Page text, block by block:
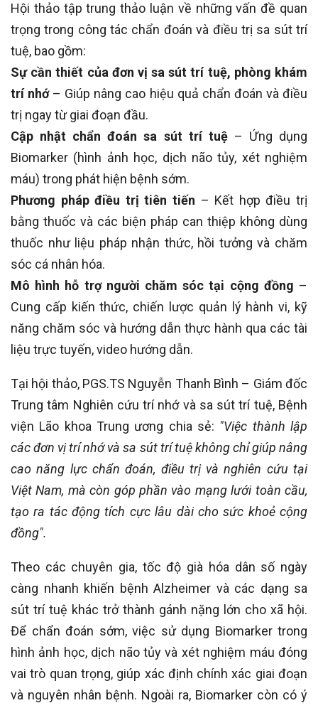
Hội thảo tập trung thảo luận về những vấn đề quan
trọng trong công tác chẩn đoán và điều trị sa sút trí
tuệ, bao gồm:
Sự cần thiết của đơn vị sa sút trí tuệ, phòng khám
trí nhớ– Giúp nâng cao hiệu quả chẩn đoán và điều
trị ngay từ giai đoạn đầu.
Cập nhật chẩn đoán sa sút trí tuệ– Ứng dụng
Biomarker (hình ảnh học, dịch não tủy, xét nghiệm
máu) trong phát hiện bệnh sớm.
Phương pháp điều trị tiên tiến – Kết hợp điều trị
bằng thuốc và các biện pháp can thiệp không dùng
thuốc như liệu pháp nhận thức, hồi tưởng và chăm
sóc cá nhân hóa.
Mô hình hỗ trợ người chăm sóc tại cộng đồng –
Cung cấp kiến thức, chiến lược quản lý hành vi, kỹ
năng chăm sóc và hướng dẫn thực hành qua các tài
liệu trực tuyến, video hướng dẫn.
Tại hội thảo, PGS.TS Nguyễn Thanh Bình – Giám đốc
Trung tâm Nghiên cứu trí nhớ và sa sút trí tuệ, Bệnh
viện Lão khoa Trung ương chia sẻ: "Việc thành lập
các đơn vị trí nhớ và sa sút trí tuệ không chỉ giúp nâng
cao năng lực chẩn đoán, điều trị và nghiên cứu tại
Việt Nam, mà còn góp phần vào mạng lưới toàn cầu,
tạo ra tác động tích cực lâu dài cho sức khoẻ cộng
đồng".
Theo các chuyên gia, tốc độ già hóa dân số ngày
càng nhanh khiến bệnh Alzheimer và các dạng sa
sút trí tuệ khác trở thành gánh nặng lớn cho xã hội.
Để chẩn đoán sớm, việc sử dụng Biomarker trong
hình ảnh học, dịch não tủy và xét nghiệm máu đóng
vai trò quan trọng, giúp xác định chính xác giai đoạn
và nguyên nhân bệnh. Ngoài ra, Biomarker còn có ý